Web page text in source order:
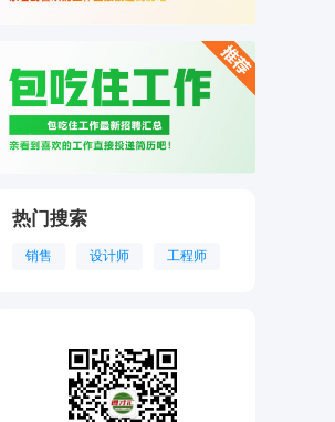
热门搜索
销售 设计师 工程师